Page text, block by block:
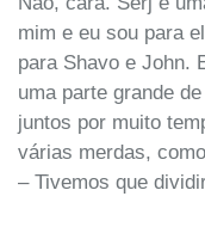
mim e eu sou para
para Shavo e John.
uma parte grande
juntos por muito
várias merdas,
– Tivemos que